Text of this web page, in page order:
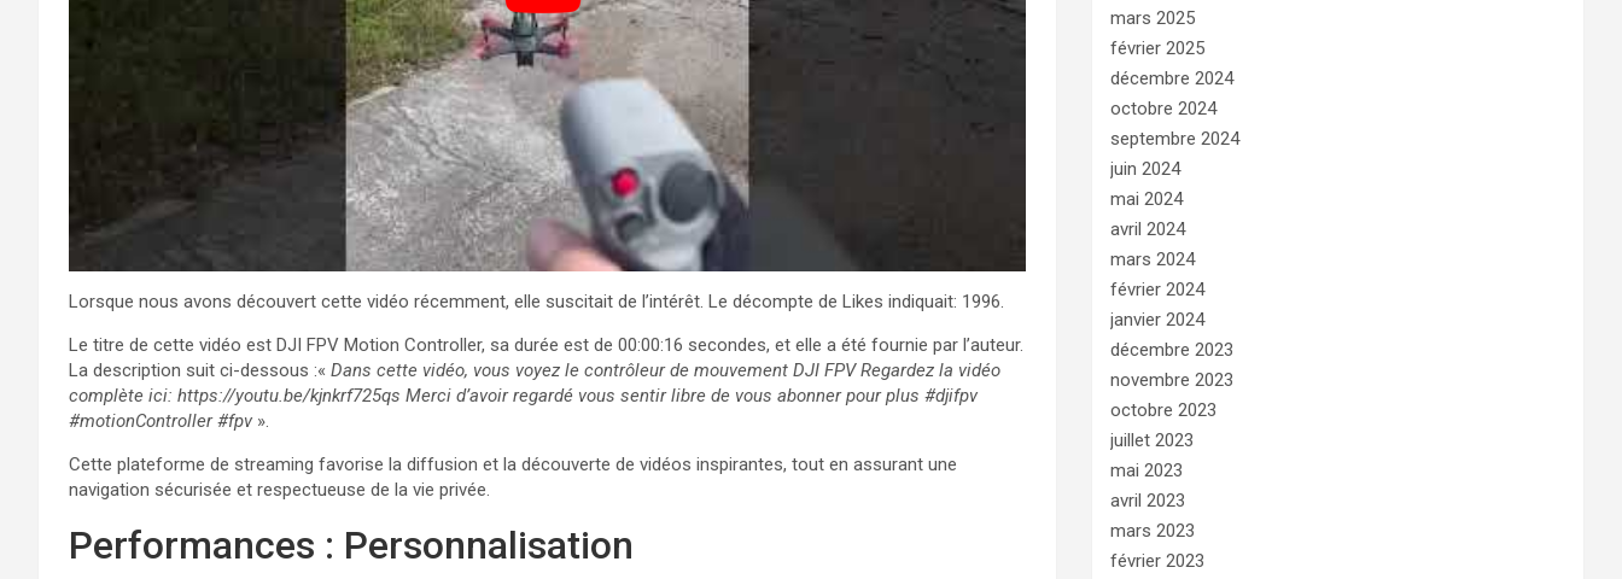
Lorsque nous avons découvert cette vidéo récemment, elle suscitait de l’intérêt. Le décompte de Likes indiquait: 1996.
Le titre de cette vidéo est DJI FPV Motion Controller, sa durée est de 00:00:16 secondes, et elle a été fournie par l’auteur.
La description suit ci-dessous :« Dans cette vidéo, vous voyez le contrôleur de mouvement DJI FPV Regardez la vidéo
complète ici: https://youtu.be/kjnkrf725qs Merci d’avoir regardé vous sentir libre de vous abonner pour plus #djifpv
#motionController #fpv ».
Cette plateforme de streaming favorise la diffusion et la découverte de vidéos inspirantes, tout en assurant une
navigation sécurisée et respectueuse de la vie privée.
Performances : Personnalisation
mars 2025
février 2025
décembre 2024
octobre 2024
septembre 2024
juin 2024
mai 2024
avril 2024
mars 2024
février 2024
janvier 2024
décembre 2023
novembre 2023
octobre 2023
juillet 2023
mai 2023
avril 2023
mars 2023
février 2023